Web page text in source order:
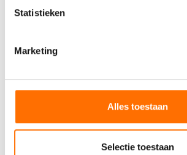
Statistieken
Marketing
Alles toestaan
Selectie toestaan